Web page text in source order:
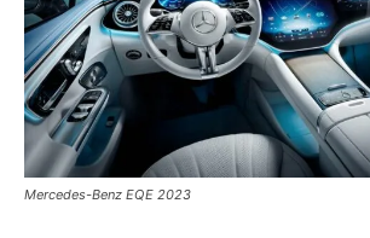
Mercedes-Benz EQE 2023